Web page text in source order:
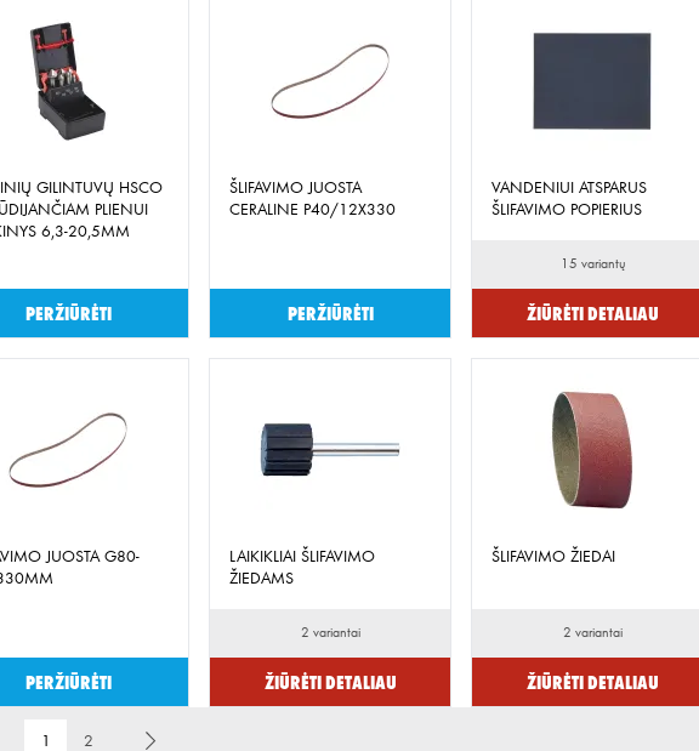
GILINTUVŲ HSCO
PLIENUI
6,3-20,5MM
Peržiūrėti
ŠLIFAVIMO JUOSTA
CERALINE P40/12X330
Peržiūrėti
VANDENIUI ATSPARUS
ŠLIFAVIMO POPIERIUS
15 variantų
Žiūrėti detaliau
JUOSTA G80-
Peržiūrėti
LAIKIKLIAI ŠLIFAVIMO
ŽIEDAMS
2 variantai
Žiūrėti detaliau
ŠLIFAVIMO ŽIEDAI
2 variantai
Žiūrėti detaliau
1 2